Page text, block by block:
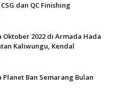
dan QC Finishing
Oktober 2022 di Armada Hada
Kaliwungu, Kendal
Ban Semarang Bulan